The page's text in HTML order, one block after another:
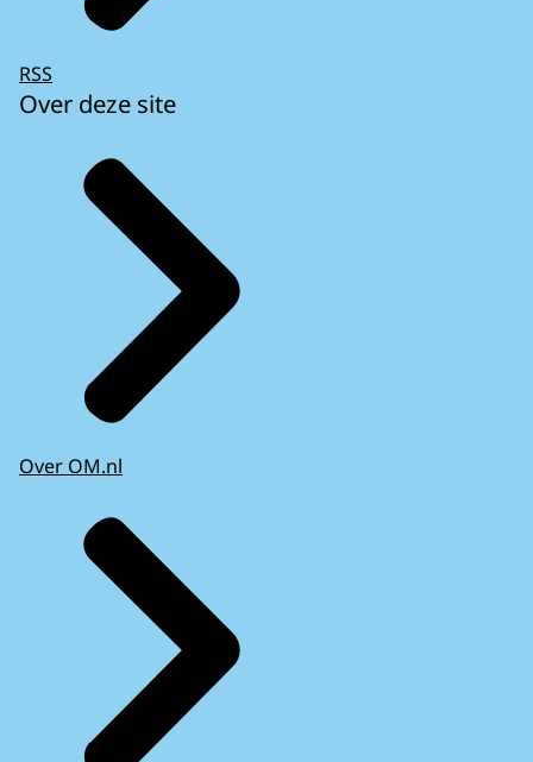
RSS
Over deze site
Over OM.nl